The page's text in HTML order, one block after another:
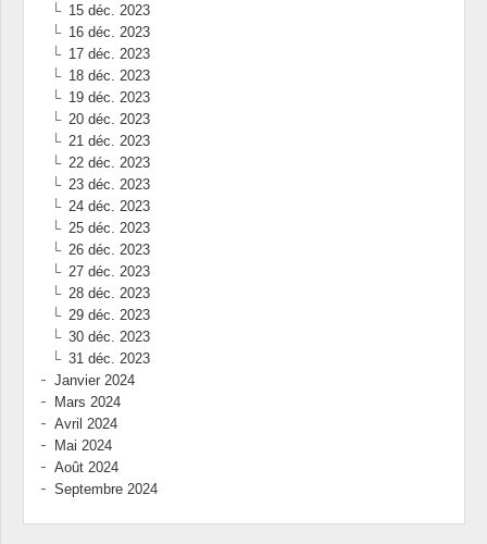
15 déc. 2023
16 déc. 2023
17 déc. 2023
18 déc. 2023
19 déc. 2023
20 déc. 2023
21 déc. 2023
22 déc. 2023
23 déc. 2023
24 déc. 2023
25 déc. 2023
26 déc. 2023
27 déc. 2023
28 déc. 2023
29 déc. 2023
30 déc. 2023
31 déc. 2023
Janvier 2024
Mars 2024
Avril 2024
Mai 2024
Août 2024
Septembre 2024